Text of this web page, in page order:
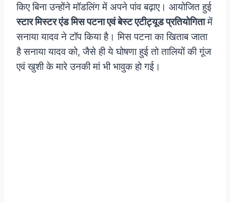
किए बिना उन्होंने मॉडलिंग में अपने पांव बढ़ाए। आयोजित हुई
स्टार मिस्टर एंड मिस पटना एवं बेस्ट एटीट्यूड प्रतियोगितामें
सनाया यादव ने टॉप किया है। मिस पटना का खिताब जाता
है सनाया यादव को, जैसे ही ये घोषणा हुई तो तालियों की गूंज
एवं खुशी के मारे उनकी मां भी भावुक हो गई।